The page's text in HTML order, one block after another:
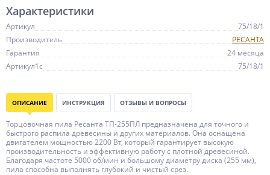
Характеристики
Артикул
75/18/1
Производитель
РЕСАНТА
Гарантия
24 месяца
Артикул1c
75/18/1
ОПИСАНИЕ ИНСТРУКЦИЯ ОТЗЫВЫ И ВОПРОСЫ
Торцовочная пила Ресанта ТП-255ПЛ предназначена для точного и
быстрого распила древесины и других материалов. Она оснащена
двигателем мощностью 2200 Вт, который гарантирует высокую
производительность и эффективную работу с плотной древесиной.
Благодаря частоте 5000 об/мин и большому диаметру диска (255 мм),
пила способна выполнять глубокий и чистый срез.